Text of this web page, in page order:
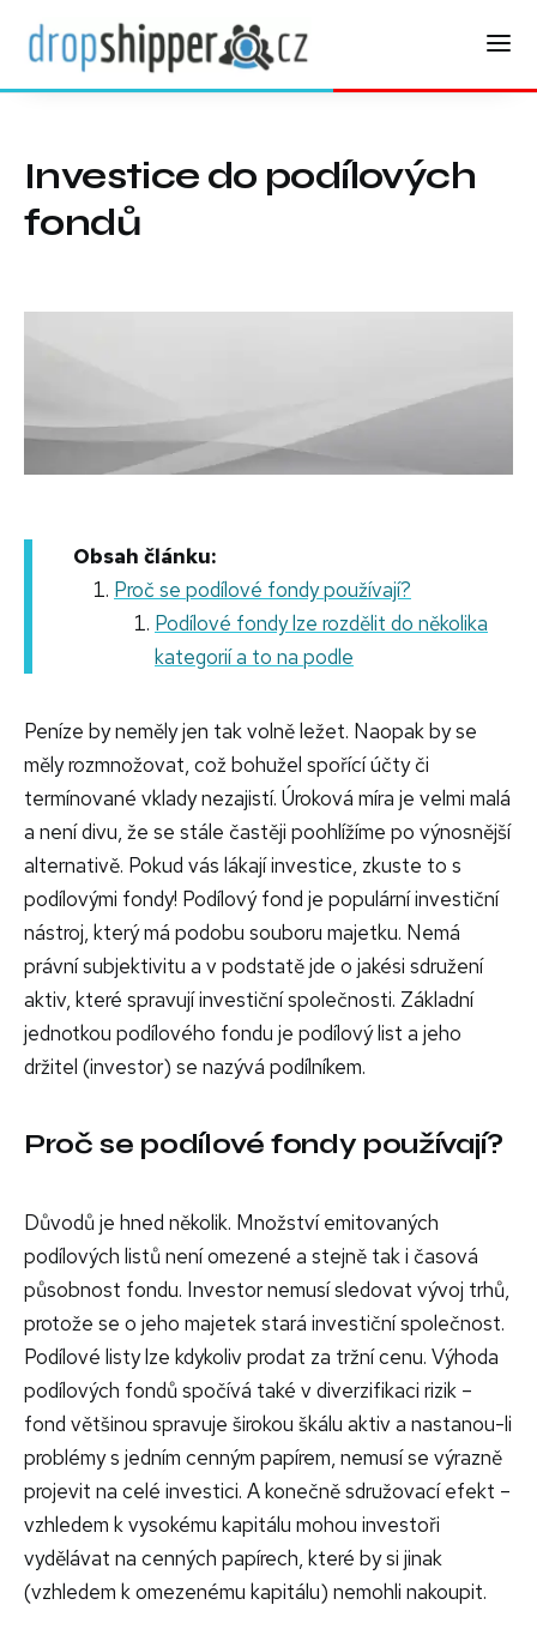
Investice do podílových
fondů
Obsah článku:
Proč se podílové fondy používají?
Podílové fondy lze rozdělit do několika
kategorií a to na podle
Peníze by neměly jen tak volně ležet. Naopak by se
měly rozmnožovat, což bohužel spořící účty či
termínované vklady nezajistí. Úroková míra je velmi malá
a není divu, že se stále častěji poohlížíme po výnosnější
alternativě. Pokud vás lákají investice, zkuste to s
podílovými fondy! Podílový fond je populární investiční
nástroj, který má podobu souboru majetku. Nemá
právní subjektivitu a v podstatě jde o jakési sdružení
aktiv, které spravují investiční společnosti. Základní
jednotkou podílového fondu je podílový list a jeho
držitel (investor) se nazývá podílníkem.
Proč se podílové fondy používají?
Důvodů je hned několik. Množství emitovaných
podílových listů není omezené a stejně tak i časová
působnost fondu. Investor nemusí sledovat vývoj trhů,
protože se o jeho majetek stará investiční společnost.
Podílové listy lze kdykoliv prodat za tržní cenu. Výhoda
podílových fondů spočívá také v diverzifikaci rizik –
fond většinou spravuje širokou škálu aktiv a nastanou-li
problémy s jedním cenným papírem, nemusí se výrazně
projevit na celé investici. A konečně sdružovací efekt –
vzhledem k vysokému kapitálu mohou investoři
vydělávat na cenných papírech, které by si jinak
(vzhledem k omezenému kapitálu) nemohli nakoupit.